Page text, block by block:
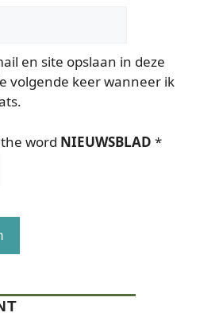
en site opslaan in deze
volgende keer wanneer ik
word NIEUWSBLAD *